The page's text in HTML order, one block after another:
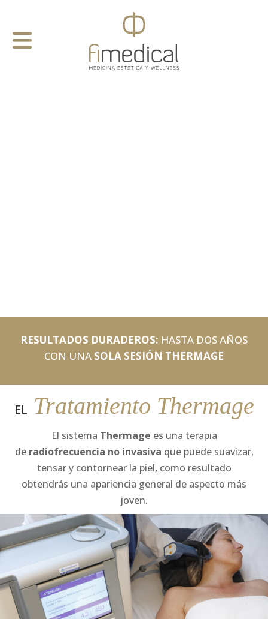
RESULTADOS DURADEROS: HASTA DOS AÑOS
CON UNA SOLA SESIÓN THERMAGE
EL Tratamiento Thermage
El sistema Thermage es una terapia
de radiofrecuencia no invasiva que puede suavizar,
tensar y contornear la piel, como resultado
obtendrás una apariencia general de aspecto más
joven.